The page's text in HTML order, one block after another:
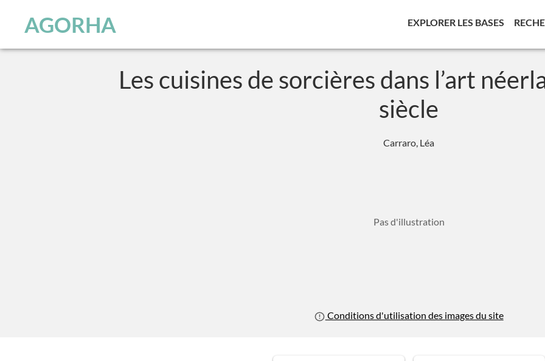
AGORHA EXPLORER LES BASES
Les cuisines de sorcières dans l’art
siècle
Carraro, Léa
Pas d'illustration
Conditions d'utilisation des images du site